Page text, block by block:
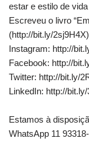
estar e estilo de
Escreveu o livro
(http://bit.ly/
Instagram: http://
Facebook: http://
Twitter: http://bit.ly/
LinkedIn: http://
Estamos à
WhatsApp 11